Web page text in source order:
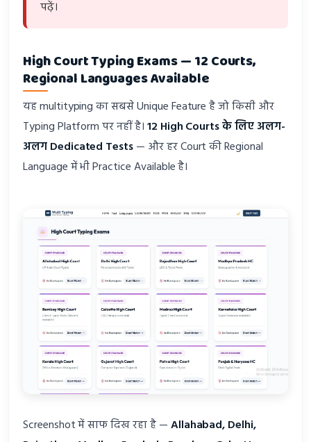
पढ़ें।
High Court Typing Exams — 12 Courts,
Regional Languages Available
यह multityping का सबसे Unique Feature है जो किसी और
Typing Platform पर नहीं है।12 High Courts के लिए अलग-
अलग Dedicated Tests— और हर Court की Regional
Language में भी Practice Available है।
Screenshot में साफ दिख रहा है —Allahabad, Delhi,